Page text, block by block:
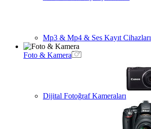
Mp3 & Mp4 & Ses Kayıt Cihazları
Foto & Kamera
Dijital Fotoğraf Kameraları